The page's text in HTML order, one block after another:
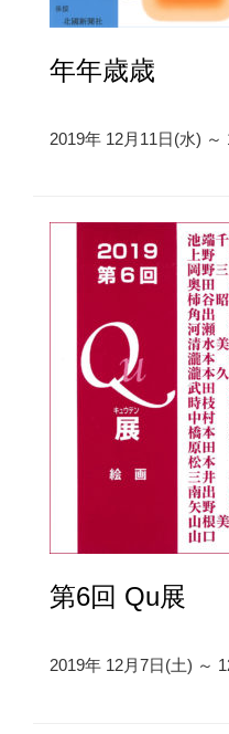
年年歳歳
2019年 12月11日(水) ～
第6回 Qu展
2019年 12月7日(土) ～